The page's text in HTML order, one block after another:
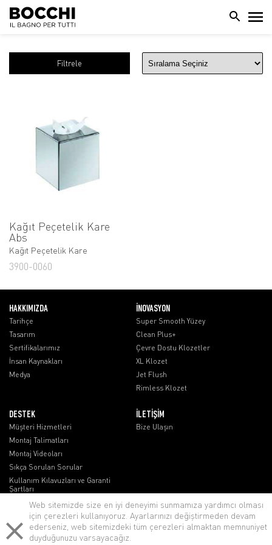
Filtrele
Kağıt Peçetelik Kare
Abs
Kağıt Peçetelik Kare
3900-0060
HAKKIMIZDA
Tarihçe
Tasarım
Sertifikalarımız
İnsan Kaynakları
Medya
İNOVASYON
Super Smooth Yüzey
Clean Plus+
Çevre Dostu Klozetler
XL Klozet
Jet Flush
Rimless Klozet
DESTEK
Müşteri Hizmetleri
Montaj Talimatları
Montaj Videoları
Sıkça Sorulan Sorular
Kullanım Kılavuzları ve Garanti
Şartları
İLETİŞİM
Bize Ulaşın
Web sitemizde size en iyi deneyimi sunmamıza yardımcı olması
için çerezleri kullanıyoruz. Ayarlarınızı değiştirmeden devam
ederseniz, web sitemizdeki tüm çerezleri almaktan memnuniyet
duyduğunuzu varsayacağız.